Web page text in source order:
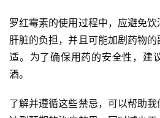
罗红霉素的使用过程中，应避免
肝脏的负担，并且可能加剧药物
适。为了确保用药的安全性，建
酒。
了解并遵循这些禁忌，可以帮助我